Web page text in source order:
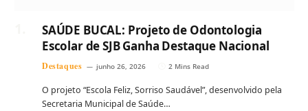
SAÚDE BUCAL: Projeto de Odontologia
Escolar de SJB Ganha Destaque Nacional
Destaques junho 26, 2026 2 Mins Read
O projeto “Escola Feliz, Sorriso Saudável”, desenvolvido pela
Secretaria Municipal de Saúde…